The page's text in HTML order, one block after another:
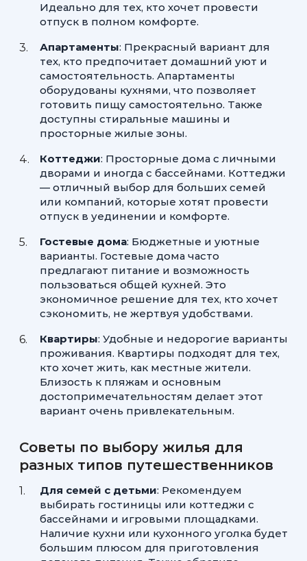
Идеально для тех, кто хочет провести
отпуск в полном комфорте.
Апартаменты: Прекрасный вариант для
тех, кто предпочитает домашний уют и
самостоятельность. Апартаменты
оборудованы кухнями, что позволяет
готовить пищу самостоятельно. Также
доступны стиральные машины и
просторные жилые зоны.
Коттеджи: Просторные дома с личными
дворами и иногда с бассейнами. Коттеджи
— отличный выбор для больших семей
или компаний, которые хотят провести
отпуск в уединении и комфорте.
Гостевые дома: Бюджетные и уютные
варианты. Гостевые дома часто
предлагают питание и возможность
пользоваться общей кухней. Это
экономичное решение для тех, кто хочет
сэкономить, не жертвуя удобствами.
Квартиры: Удобные и недорогие варианты
проживания. Квартиры подходят для тех,
кто хочет жить, как местные жители.
Близость к пляжам и основным
достопримечательностям делает этот
вариант очень привлекательным.
Советы по выбору жилья для
разных типов путешественников
Для семей с детьми: Рекомендуем
выбирать гостиницы или коттеджи с
бассейнами и игровыми площадками.
Наличие кухни или кухонного уголка будет
большим плюсом для приготовления